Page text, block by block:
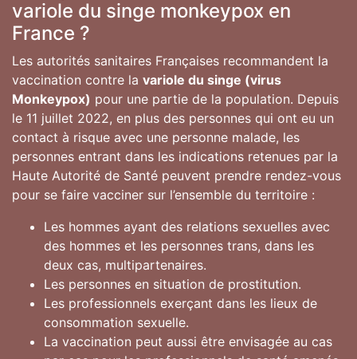
variole du singe monkeypox en
France ?
Les autorités sanitaires Françaises recommandent la
vaccination contre la variole du singe (virus
Monkeypox) pour une partie de la population. Depuis
le 11 juillet 2022, en plus des personnes qui ont eu un
contact à risque avec une personne malade, les
personnes entrant dans les indications retenues par la
Haute Autorité de Santé peuvent prendre rendez-vous
pour se faire vacciner sur l’ensemble du territoire :
Les hommes ayant des relations sexuelles avec
des hommes et les personnes trans, dans les
deux cas, multipartenaires.
Les personnes en situation de prostitution.
Les professionnels exerçant dans les lieux de
consommation sexuelle.
La vaccination peut aussi être envisagée au cas